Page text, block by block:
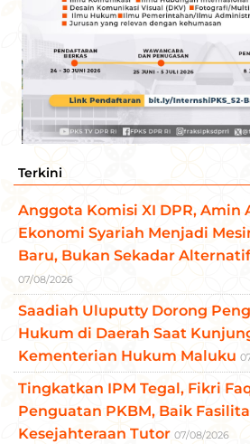
Terkini
Anggota Komisi XI DPR, Amin
Ekonomi Syariah Menjadi
Baru, Bukan Sekadar
07/08/2026
Saadiah Uluputty Dorong
Hukum di Daerah Saat
Kementerian Hukum Maluku
Tingkatkan IPM Tegal, Fikri
Penguatan PKBM, Baik
Kesejahteraan Tutor 07/08/2026